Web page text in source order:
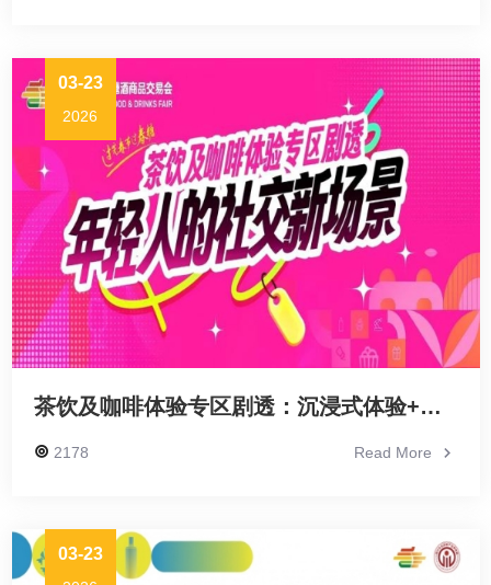
03-23
2026
茶饮及咖啡体验专区剧透：沉浸式体验+新式茶饮品牌集结，年轻人的社交新场景
2178 Read More
03-23